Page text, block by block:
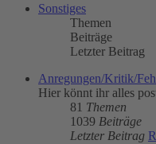
Sonstiges
Themen
Beiträge
Letzter Beitrag
Anregungen/Kritik/
Hier könnt ihr alles
81 Themen
1039 Beiträge
Letzter Beitrag